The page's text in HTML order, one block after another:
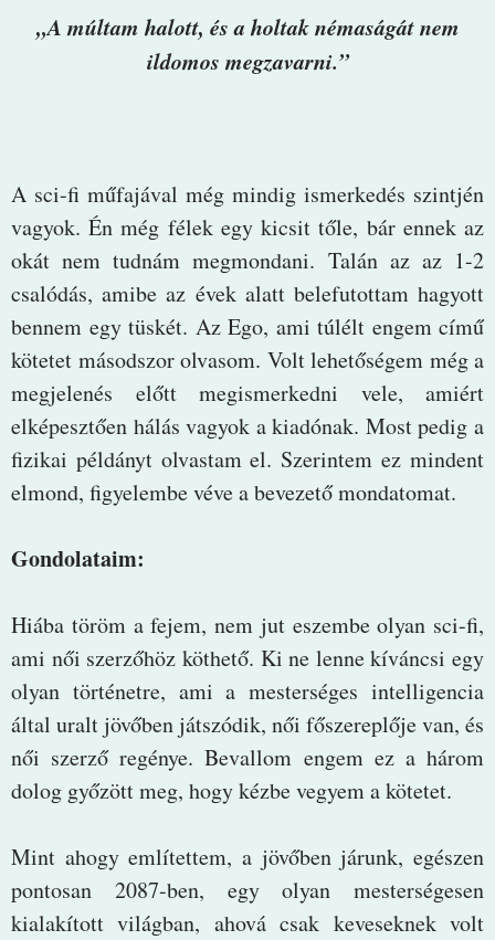
„A múltam halott, és a holtak némaságát nem
ildomos megzavarni.”
A sci-fi műfajával még mindig ismerkedés szintjén
vagyok. Én még félek egy kicsit tőle, bár ennek az
okát nem tudnám megmondani. Talán az az 1-2
csalódás, amibe az évek alatt belefutottam hagyott
bennem egy tüskét. Az Ego, ami túlélt engem című
kötetet másodszor olvasom. Volt lehetőségem még a
megjelenés előtt megismerkedni vele, amiért
elképesztően hálás vagyok a kiadónak. Most pedig a
fizikai példányt olvastam el. Szerintem ez mindent
elmond, figyelembe véve a bevezető mondatomat.
Gondolataim:
Hiába töröm a fejem, nem jut eszembe olyan sci-fi,
ami női szerzőhöz köthető. Ki ne lenne kíváncsi egy
olyan történetre, ami a mesterséges intelligencia
által uralt jövőben játszódik, női főszereplője van, és
női szerző regénye. Bevallom engem ez a három
dolog győzött meg, hogy kézbe vegyem a kötetet.
Mint ahogy említettem, a jövőben járunk, egészen
pontosan 2087-ben, egy olyan mesterségesen
kialakított világban, ahová csak keveseknek volt